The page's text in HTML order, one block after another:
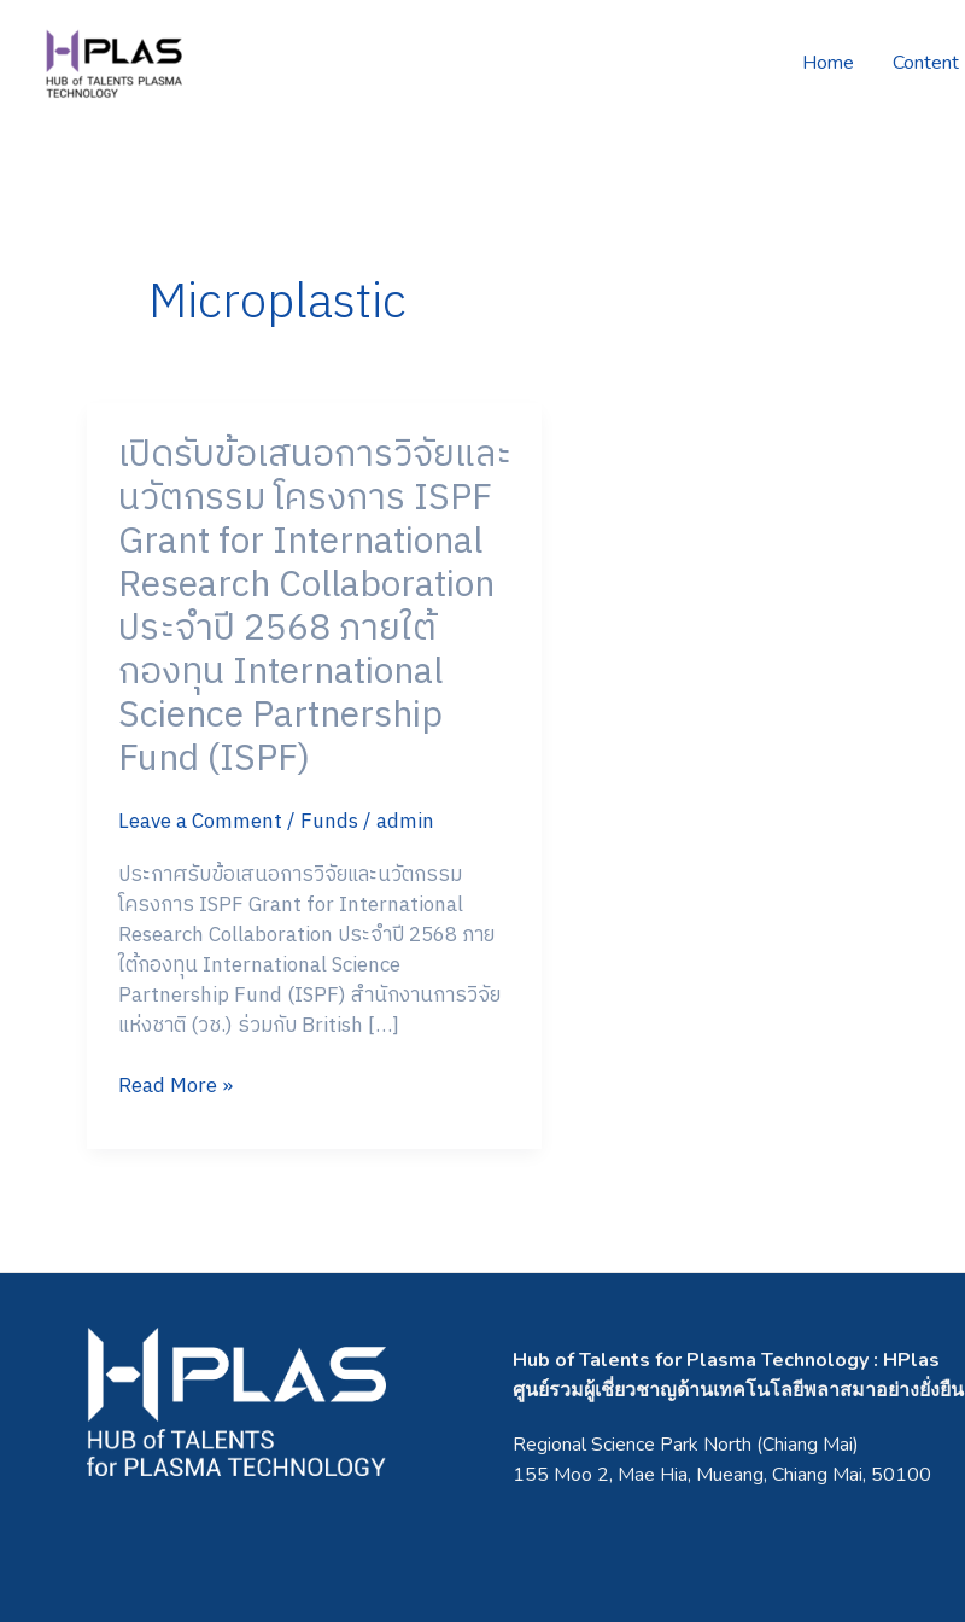
content
Home Content
Microplastic
เปิดรับข้อเสนอการวิจัยและ
นวัตกรรม โครงการ ISPF
Grant for International
Research Collaboration
ประจำปี 2568 ภายใต้
กองทุน International
Science Partnership
Fund (ISPF)
Leave a Comment/ Funds/admin
ประกาศรับข้อเสนอการวิจัยและนวัตกรรม
โครงการ ISPF Grant for International
Research Collaboration ประจำปี 2568 ภาย
ใต้กองทุน International Science
Partnership Fund (ISPF) สำนักงานการวิจัย
แห่งชาติ (วช.) ร่วมกับ British […]
เปิด
รับ
ข้อ
เสนอ
การ
วิจัย
และ
นวัตกรรม
โครงการ
ISPF
Grant
for
International
Research
Collaboration
ประจำ
ปี
2568
ภาย
ใต้
International
Read More »
Hub of Talents for Plasma Technology : HPlas
ศูนย์รวมผู้เชี่ยวชาญด้านเทคโนโลยีพลาสมาอย่างยั่งยืน
Regional Science Park North (Chiang Mai)
155 Moo 2, Mae Hia, Mueang, Chiang Mai, 50100